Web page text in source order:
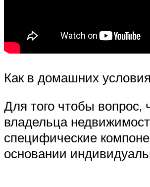
Как в домашних
Для того чтобы вопрос,
владельца
специфические
основании